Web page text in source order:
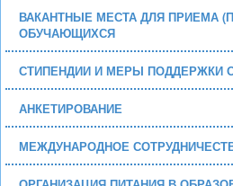
ВАКАНТНЫЕ МЕСТА ДЛЯ ПРИЕМА
ОБУЧАЮЩИХСЯ
СТИПЕНДИИ И МЕРЫ ПОДДЕРЖКИ
АНКЕТИРОВАНИЕ
МЕЖДУНАРОДНОЕ